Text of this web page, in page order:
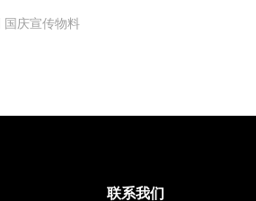
国庆宣传物料
联系我们